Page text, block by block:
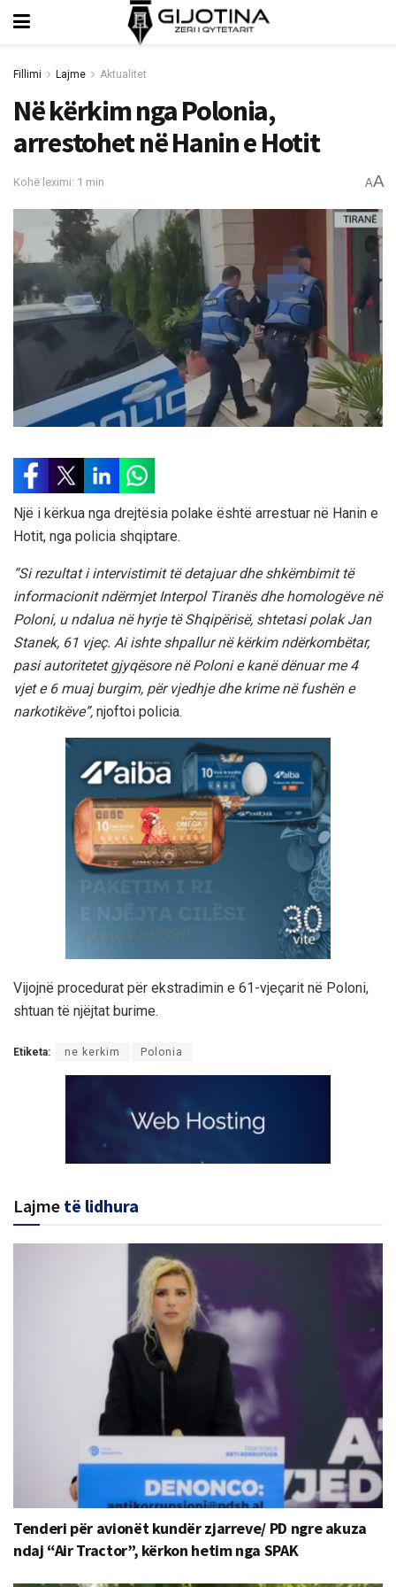
Fillimi Lajme Aktualitet
Në kërkim nga Polonia,
arrestohet në Hanin e Hotit
Kohë leximi: 1 min AA
Një i kërkua nga drejtësia polake është arrestuar në Hanin e
Hotit, nga policia shqiptare.
“Si rezultat i intervistimit të detajuar dhe shkëmbimit të
informacionit ndërmjet Interpol Tiranës dhe homologëve në
Poloni, u ndalua në hyrje të Shqipërisë, shtetasi polak Jan
Stanek, 61 vjeç. Ai ishte shpallur në kërkim ndërkombëtar,
pasi autoritetet gjyqësore në Poloni e kanë dënuar me 4
vjet e 6 muaj burgim, për vjedhje dhe krime në fushën e
narkotikëve”, njoftoi policia.
Vijojnë procedurat për ekstradimin e 61-vjeçarit në Poloni,
shtuan të njëjtat burime.
Etiketa: ne kerkim Polonia
Lajme të lidhura
Tenderi për avionët kundër zjarreve/ PD ngre akuza
ndaj “Air Tractor”, kërkon hetim nga SPAK